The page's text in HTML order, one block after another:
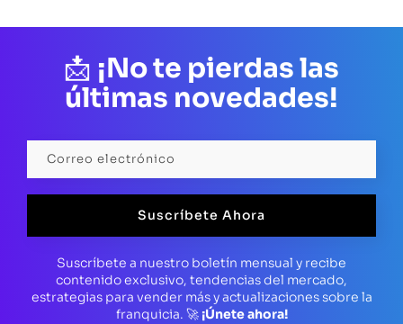
📩 ¡No te pierdas las
últimas novedades!
Suscríbete Ahora
Suscríbete a nuestro boletín mensual y recibe
contenido exclusivo, tendencias del mercado,
estrategias para vender más y actualizaciones sobre la
franquicia. 🚀 ¡Únete ahora!